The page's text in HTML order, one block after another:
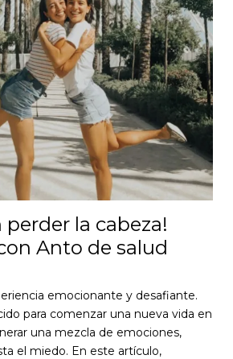
la cabeza!
Anto de salud
emocionante y desafiante.
para comenzar una nueva vida en
una mezcla de emociones,
el miedo. En este artículo,